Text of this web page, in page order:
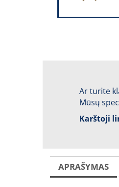
Ar turite
Mūsų
Karštoji
APRAŠYMAS